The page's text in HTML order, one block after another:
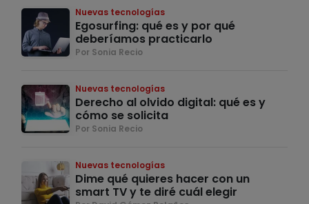
Nuevas tecnologías
Egosurfing: qué es y por qué
deberíamos practicarlo
Por Sonia Recio
Nuevas tecnologías
Derecho al olvido digital: qué es y
cómo se solicita
Por Sonia Recio
Nuevas tecnologías
Dime qué quieres hacer con un
smart TV y te diré cuál elegir